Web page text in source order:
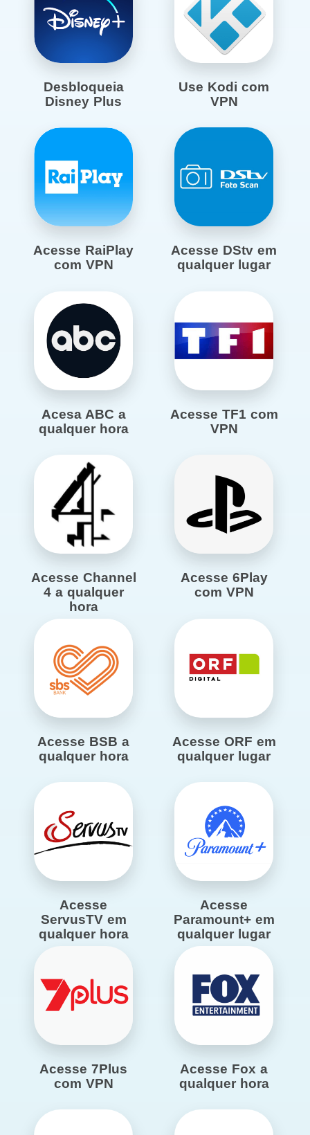
Desbloqueia
Disney Plus
Use Kodi com
VPN
Acesse RaiPlay
com VPN
Acesse DStv em
qualquer lugar
Acesa ABC a
qualquer hora
Acesse TF1 com
VPN
Acesse Channel
4 a qualquer
hora
Acesse 6Play
com VPN
Acesse BSB a
qualquer hora
Acesse ORF em
qualquer lugar
Acesse
ServusTV em
qualquer hora
Acesse
Paramount+ em
qualquer lugar
Acesse 7Plus
com VPN
Acesse Fox a
qualquer hora